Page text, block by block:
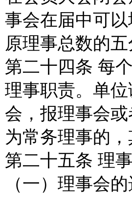
事会在届中可
原理事总数的五
第二十四条 每
理事职责。单
会，报理事会
为常务理事的
第二十五条 理
（一）理事会